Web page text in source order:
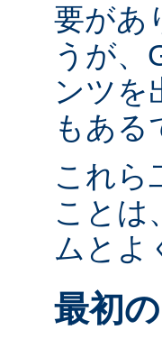
要があ
うが、
ンツを
もある
これら
ことは
ムとよ
最初